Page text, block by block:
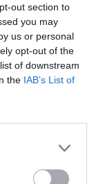
out section to
you may
us or personal
opt-out of the
of downstream
the IAB’s List of
στην